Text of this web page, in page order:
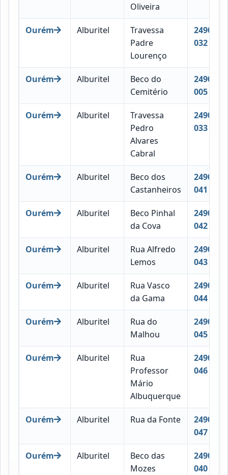
Oliveira
Ourém Alburitel
Travessa
Padre
Lourenço
2490-
032
Ourém Alburitel
Beco do
Cemitério
2490-
005
Ourém Alburitel
Travessa
Pedro
Alvares
Cabral
2490-
033
Ourém Alburitel
Beco dos
Castanheiros
2490-
041
Ourém Alburitel
Beco Pinhal
da Cova
2490-
042
Ourém Alburitel
Rua Alfredo
Lemos
2490-
043
Ourém Alburitel
Rua Vasco
da Gama
2490-
044
Ourém Alburitel
Rua do
Malhou
2490-
045
Ourém Alburitel
Rua
Professor
Mário
Albuquerque
2490-
046
Ourém Alburitel Rua da Fonte
2490-
047
Ourém Alburitel
Beco das
Mozes
2490-
040